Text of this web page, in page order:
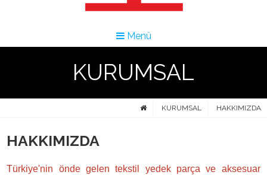
Menü
KURUMSAL
KURUMSAL HAKKIMIZDA
HAKKIMIZDA
Türkiye'nin önde gelen tekstil yedek parça ve aksesuar